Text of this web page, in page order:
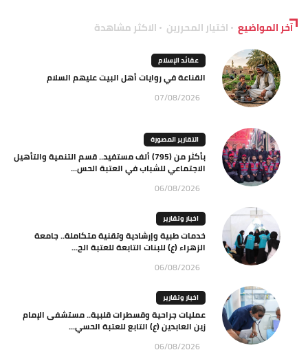
آخر المواضيع اختيار المحررين الاكثر مشاهدة
عقائد الإسلام
القناعة في روايات أهل البيت عليهم السلام
07/08/2026
التقارير المصورة
بأكثر من (795) ألف مستفيد.. قسم التنمية والتأهيل
الاجتماعي للشباب في العتبة الحس...
06/08/2026
اخبار وتقارير
خدمات طبية وإرشادية وتقنية متكاملة.. جامعة
الزهراء (ع) للبنات التابعة للعتبة الح...
06/08/2026
اخبار وتقارير
عمليات جراحية وقسطرات قلبية.. مستشفى الإمام
زين العابدين (ع) التابع للعتبة الحسي...
06/08/2026